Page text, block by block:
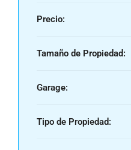
Precio:
Tamaño de Propiedad:
Garage:
Tipo de Propiedad: